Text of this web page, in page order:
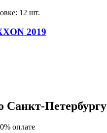
12 шт.
2019
Санкт-Петербургу
оплате